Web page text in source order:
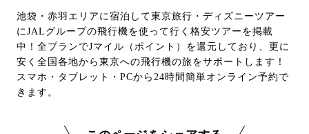
池袋・赤羽エリアに宿泊して東京旅行・ディズニーツアー
にJALグループの飛行機を使って行く格安ツアーを掲載
中！全プランでJマイル（ポイント）を還元しており、更に
安く全国各地から東京への飛行機の旅をサポートします！
スマホ・タブレット・PCから24時間簡単オンライン予約で
きます。